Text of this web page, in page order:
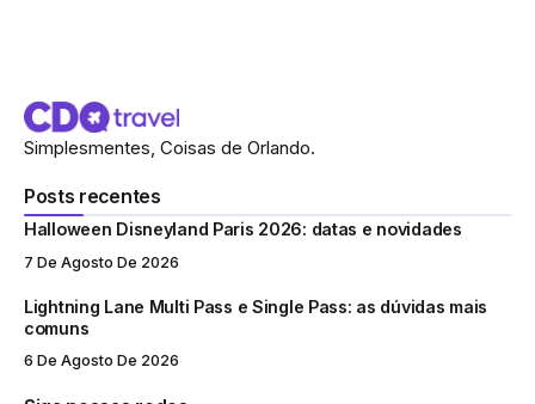
Simplesmentes, Coisas de Orlando.
Posts recentes
Halloween Disneyland Paris 2026: datas e novidades
7 De Agosto De 2026
Lightning Lane Multi Pass e Single Pass: as dúvidas mais
comuns
6 De Agosto De 2026